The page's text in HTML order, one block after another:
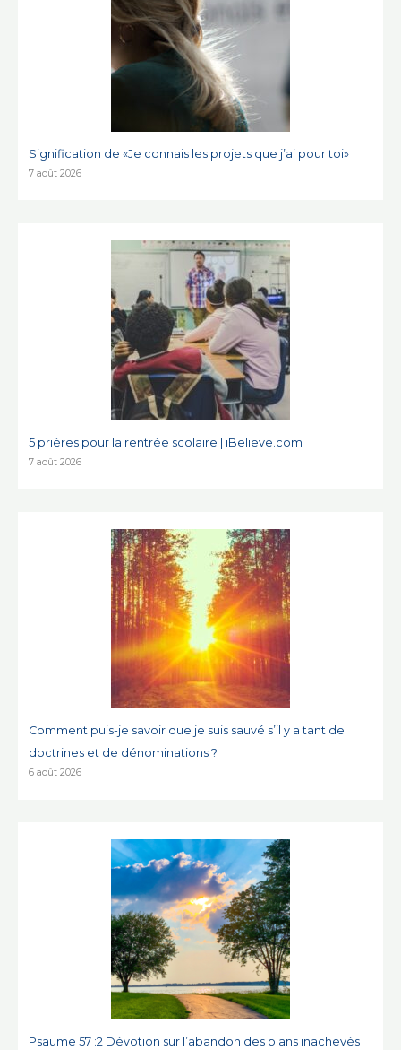
Signification de «Je connais les projets que j’ai pour toi»
7 août 2026
5 prières pour la rentrée scolaire | iBelieve.com
7 août 2026
Comment puis-je savoir que je suis sauvé s’il y a tant de
doctrines et de dénominations ?
6 août 2026
Psaume 57 :2 Dévotion sur l’abandon des plans inachevés